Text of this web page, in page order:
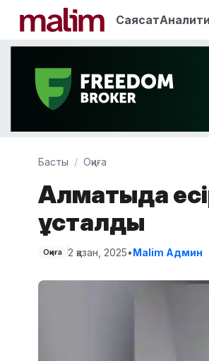
Саясат
Басты Оқиға
Алматыда
ұсталды
Оқиға 2 қазан, 2025•Malim Админ